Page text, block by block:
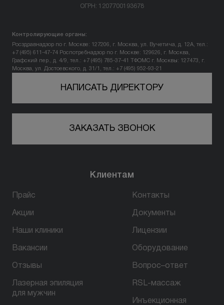
Контакты
+7 (800) 301 17 54
ул. Достоевского, д. 106
БЕСПЛАТНАЯ КОНСУЛЬТАЦИЯ
ОГРН: 1207700193678
Контролирующие органы:
Росздравнадзор по г. Москве: 127206, г. Москва, ул. Вучетича, д. 12А, тел.:
+7 (495) 611-47-74 Роспотребнадзор по г. Москве: 129626, г. Москва,
Графский пер., д. 4/9, тел.: +7 (495) 785-37-41
ТФОМС г. Москвы: 127473, г.
Москва, ул. Достоевского, д. 31/1, тел.: +7 (495) 952-93-21
НАПИСАТЬ ДИРЕКТОРУ
ЗАКАЗАТЬ ЗВОНОК
Клиентам
Прайс
Акции
Наши клиники
Вакансии
Отзывы
Лазерная эпиляция
для мужчин
Контакты
Документы
Лицензии
Оборудование
Вопрос–ответ
RSL-массаж
Инъекционная